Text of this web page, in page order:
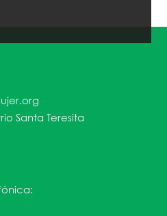
Santa Teresita